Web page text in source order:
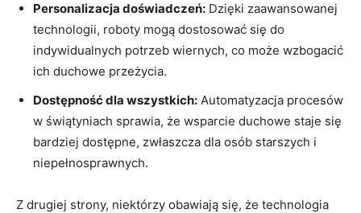
Personalizacja doświadczeń: Dzięki zaawansowanej
technologii, roboty mogą dostosować się do
indywidualnych potrzeb wiernych, co może wzbogacić
ich duchowe przeżycia.
Dostępność dla wszystkich: Automatyzacja procesów
w świątyniach sprawia, że wsparcie duchowe staje się
bardziej dostępne, zwłaszcza dla osób starszych i
niepełnosprawnych.
Z drugiej strony, niektórzy obawiają się, że technologia